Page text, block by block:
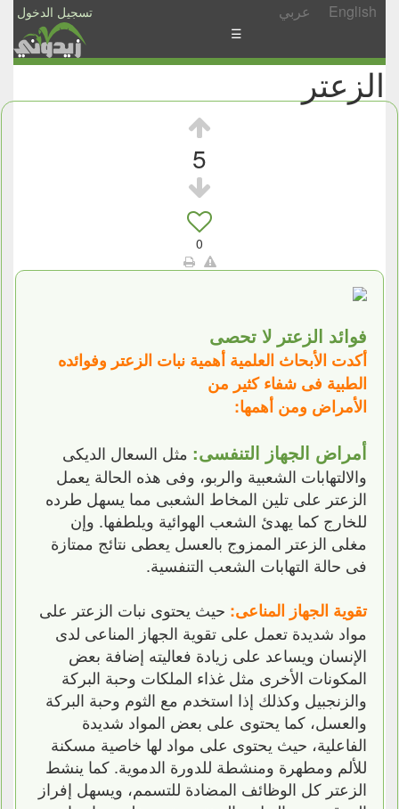
تسجيل الدخول عربي English
الأخبار
الأسئلة
☰
الزعتر
5
0
فوائد الزعتر لا تحصى
أكدت الأبحاث العلمية أهمية نبات الزعتر وفوائده
الطبية فى شفاء كثير من
الأمراض ومن أهمها:
أمراض الجهاز التنفسى: مثل السعال الديكى
والالتهابات الشعبية والربو، وفى هذه الحالة يعمل
الزعتر على تلين المخاط الشعبى مما يسهل طرده
للخارج كما يهدئ الشعب الهوائية ويلطفها. وإن
مغلى الزعتر الممزوج بالعسل يعطى نتائج ممتازة
فى حالة التهابات الشعب التنفسية.
تقوية الجهاز المناعى: حيث يحتوى نبات الزعتر على
مواد شديدة تعمل على تقوية الجهاز المناعى لدى
الإنسان ويساعد على زيادة فعاليته إضافة بعض
المكونات الأخرى مثل غذاء الملكات وحبة البركة
والزنجبيل وكذلك إذا استخدم مع الثوم وحبة البركة
والعسل، كما يحتوى على بعض المواد شديدة
الفاعلية، حيث يحتوى على مواد لها خاصية مسكنة
للألم ومطهرة ومنشطة للدورة الدموية. كما ينشط
الزعتر كل الوظائف المضادة للتسمم، ويسهل إفراز